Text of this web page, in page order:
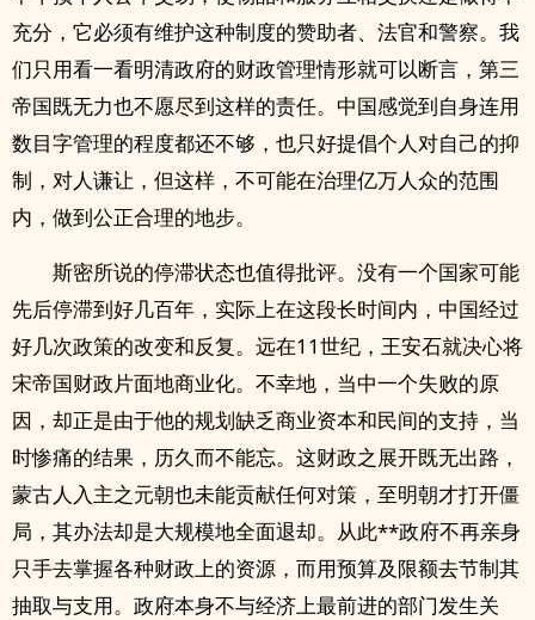
充分，它必须有维护这种制度的赞助者、法官和警察。我
们只用看一看明清政府的财政管理情形就可以断言，第三
帝国既无力也不愿尽到这样的责任。中国感觉到自身连用
数目字管理的程度都还不够，也只好提倡个人对自己的抑
制，对人谦让，但这样，不可能在治理亿万人众的范围
内，做到公正合理的地步。
斯密所说的停滞状态也值得批评。没有一个国家可能
先后停滞到好几百年，实际上在这段长时间内，中国经过
好几次政策的改变和反复。远在11世纪，王安石就决心将
宋帝国财政片面地商业化。不幸地，当中一个失败的原
因，却正是由于他的规划缺乏商业资本和民间的支持，当
时惨痛的结果，历久而不能忘。这财政之展开既无出路，
蒙古人入主之元朝也未能贡献任何对策，至明朝才打开僵
局，其办法却是大规模地全面退却。从此**政府不再亲身
只手去掌握各种财政上的资源，而用预算及限额去节制其
抽取与支用。政府本身不与经济上最前进的部门发生关